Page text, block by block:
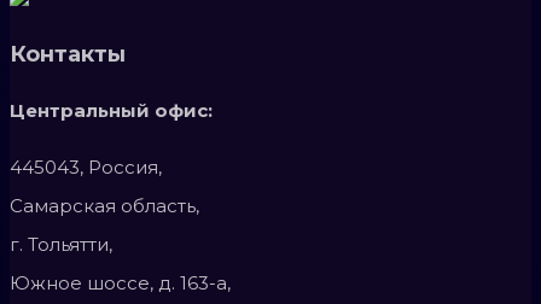
Контакты
Центральный офис:
445043, Россия,
Самарская область,
г. Тольятти,
Южное шоссе, д. 163-а,